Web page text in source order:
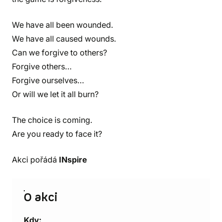
We have all been wounded.
We have all caused wounds.
Can we forgive to others?
Forgive others…
Forgive ourselves…
Or will we let it all burn?
The choice is coming.
Are you ready to face it?
Akci pořádá INspire
O akci
Kdy: